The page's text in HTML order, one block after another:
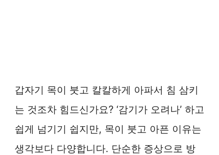
갑자기 목이 붓고 칼칼하게 아파서 침 삼키
는 것조차 힘드신가요? ‘감기가 오려나’ 하고
쉽게 넘기기 쉽지만, 목이 붓고 아픈 이유는
생각보다 다양합니다. 단순한 증상으로 방